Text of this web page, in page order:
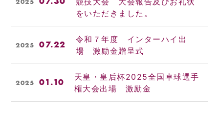
をいただきました。
2025 07.22
令和７年度 インターハイ出
場 激励金贈呈式
2025 01.10
天皇・皇后杯2025全国卓球選手
権大会出場 激励金